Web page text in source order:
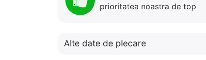
prioritatea noastra de top
Alte date de plecare